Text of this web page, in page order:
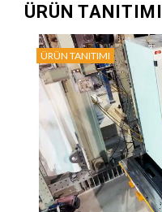
ÜRÜN TANITIMI
ÜRÜN TANITIMI